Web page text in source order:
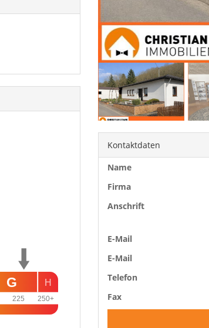
Kontaktdaten
Name
Firma
Anschrift
E-Mail
E-Mail
Telefon
Fax
225 250+
H
G